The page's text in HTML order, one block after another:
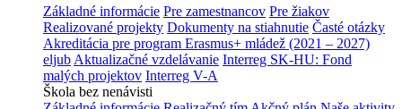
Základné informácie Pre zamestnancov Pre žiakov
Realizované projekty Dokumenty na stiahnutie Časté otázky
Akreditácia pre program Erasmus+ mládež (2021 – 2027)
eljub Aktualizačné vzdelávanie Interreg SK-HU: Fond
malých projektov Interreg V-A
Škola bez nenávisti